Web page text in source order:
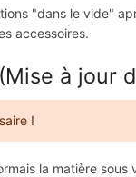
"dans le vide"
accessoires.
à jour
!
la matière